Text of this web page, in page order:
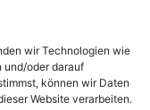
wir Technologien wie
und/oder darauf
können wir Daten
Website verarbeiten.
im
von